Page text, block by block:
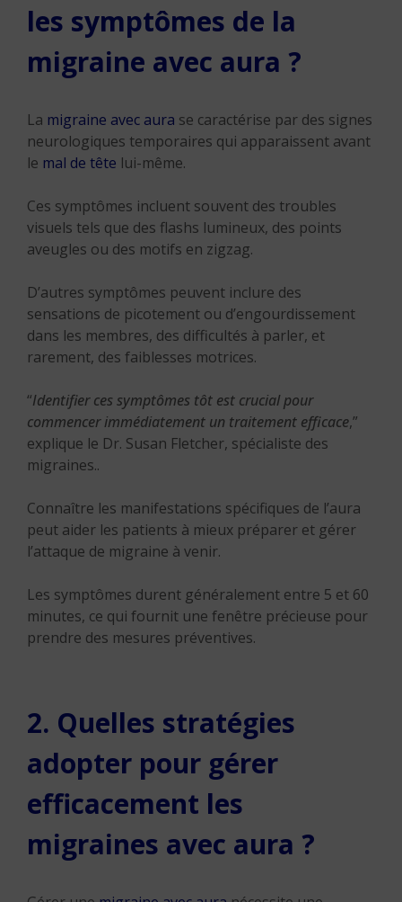
les symptômes de la
migraine avec aura ?
La migraine avec aura se caractérise par des signes
neurologiques temporaires qui apparaissent avant
le mal de tête lui-même.
Ces symptômes incluent souvent des troubles
visuels tels que des flashs lumineux, des points
aveugles ou des motifs en zigzag.
D’autres symptômes peuvent inclure des
sensations de picotement ou d’engourdissement
dans les membres, des difficultés à parler, et
rarement, des faiblesses motrices.
“Identifier ces symptômes tôt est crucial pour
commencer immédiatement un traitement efficace,”
explique le Dr. Susan Fletcher, spécialiste des
migraines..
Connaître les manifestations spécifiques de l’aura
peut aider les patients à mieux préparer et gérer
l’attaque de migraine à venir.
Les symptômes durent généralement entre 5 et 60
minutes, ce qui fournit une fenêtre précieuse pour
prendre des mesures préventives.
2. Quelles stratégies
adopter pour gérer
efficacement les
migraines avec aura ?